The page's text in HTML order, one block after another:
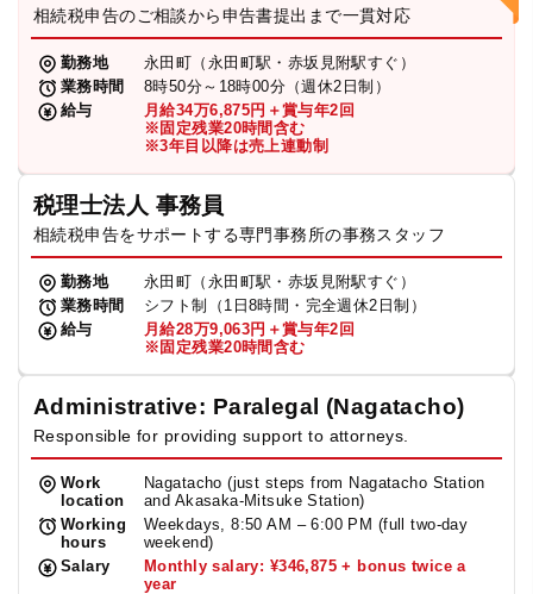
相続税申告のご相談から申告書提出まで一貫対応
勤務地
永田町（永田町駅・赤坂見附駅すぐ）
業務時間
8時50分～18時00分（週休2日制）
給与
月給34万6,875円＋賞与年2回
※固定残業20時間含む
※3年目以降は売上連動制
税理士法人 事務員
相続税申告をサポートする専門事務所の事務スタッフ
勤務地
永田町（永田町駅・赤坂見附駅すぐ）
業務時間
シフト制（1日8時間・完全週休2日制）
給与
月給28万9,063円＋賞与年2回
※固定残業20時間含む
Administrative: Paralegal (Nagatacho)
Responsible for providing support to attorneys.
Work
location
Nagatacho (just steps from Nagatacho Station
and Akasaka-Mitsuke Station)
Working
hours
Weekdays, 8:50 AM – 6:00 PM (full two-day
weekend)
Salary
Monthly salary: ¥346,875 + bonus twice a
year